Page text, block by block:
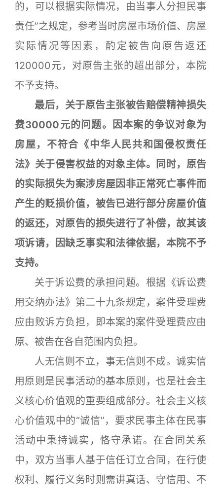
的，可以根据实际情况，由当事人分担民事
责任”之规定，参考当时房屋市场价值、房屋
实际情况等因素，酌定被告向原告返还
120000元，对原告主张的超出部分，本院
不予支持。
最后，关于原告主张被告赔偿精神损失
费30000元的问题。因本案的争议对象为
房屋，不符合《中华人民共和国侵权责任
法》关于侵害权益的对象主体。同时，原告
的实际损失为案涉房屋因非正常死亡事件而
产生的贬损价值，被告已进行部分房屋价值
的返还，对原告的损失进行了补偿，故其该
项诉请，因缺乏事实和法律依据，本院不予
支持。
关于诉讼费的承担问题。根据《诉讼费
用交纳办法》第二十九条规定，案件受理费
应由败诉方负担，即本案的案件受理费应由
原、被告在各自范围内负担。
人无信则不立，事无信则不成。诚实信
用原则是民事活动的基本原则，也是社会主
义核心价值观的重要组成部分。社会主义核
心价值观中的“诚信”，要求民事主体在民事
活动中秉持诚实，恪守承诺。在合同关系
中，双方当事人基于信任订立合同，在行使
权利、履行义务时则需讲真话、守信用、不